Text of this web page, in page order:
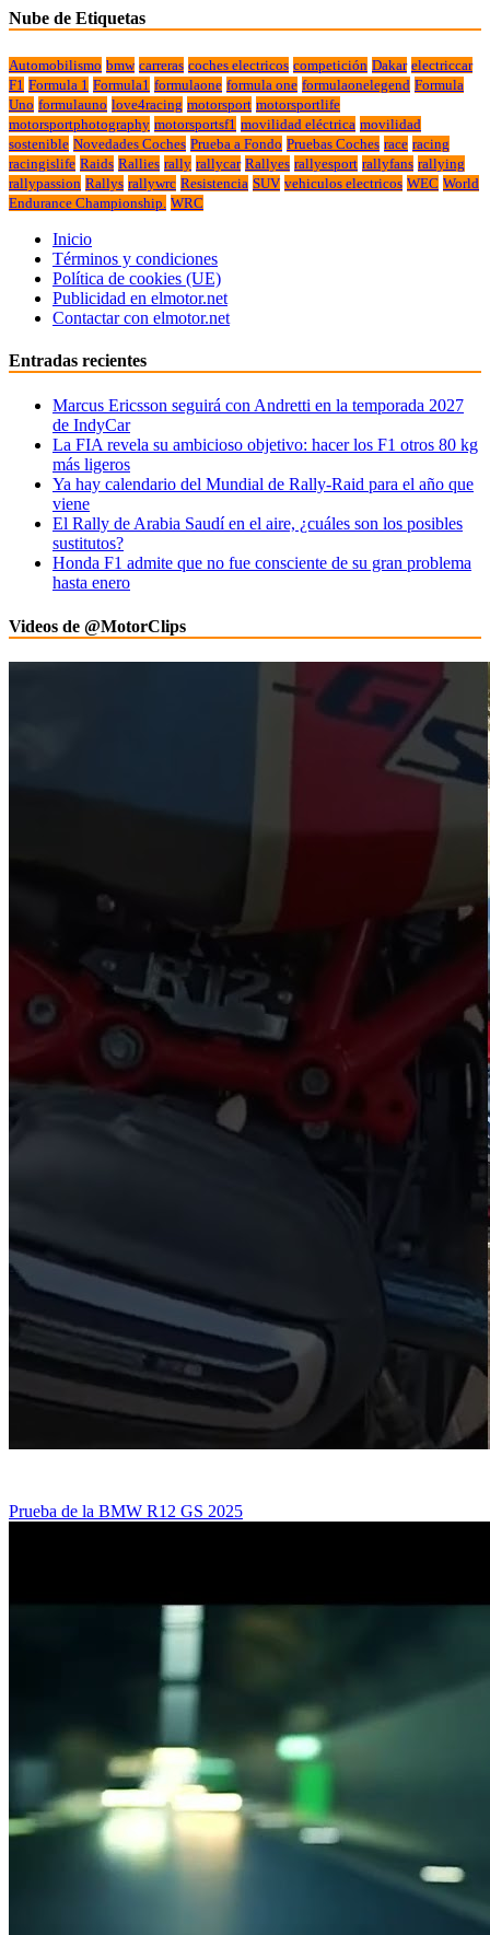
Nube de Etiquetas
Automobilismo bmw carreras coches electricos competición Dakar electriccar
F1 Formula 1 Formula1 formulaone formula one formulaonelegend Formula
Uno formulauno love4racing motorsport motorsportlife
motorsportphotography motorsportsf1 movilidad eléctrica movilidad
sostenible Novedades Coches Prueba a Fondo Pruebas Coches race racing
racingislife Raids Rallies rally rallycar Rallyes rallyesport rallyfans rallying
rallypassion Rallys rallywrc Resistencia SUV vehiculos electricos WEC World
Endurance Championship. WRC
Inicio
Términos y condiciones
Política de cookies (UE)
Publicidad en elmotor.net
Contactar con elmotor.net
Entradas recientes
Marcus Ericsson seguirá con Andretti en la temporada 2027
de IndyCar
La FIA revela su ambicioso objetivo: hacer los F1 otros 80 kg
más ligeros
Ya hay calendario del Mundial de Rally-Raid para el año que
viene
El Rally de Arabia Saudí en el aire, ¿cuáles son los posibles
sustitutos?
Honda F1 admite que no fue consciente de su gran problema
hasta enero
Videos de @MotorClips
Prueba de la BMW R12 GS 2025